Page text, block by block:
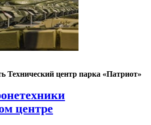
Технический центр парка «Патриот»
центре